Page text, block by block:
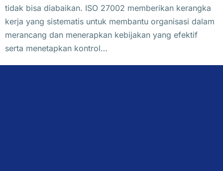
tidak bisa diabaikan. ISO 27002 memberikan kerangka
kerja yang sistematis untuk membantu organisasi dalam
merancang dan menerapkan kebijakan yang efektif
serta menetapkan kontrol…